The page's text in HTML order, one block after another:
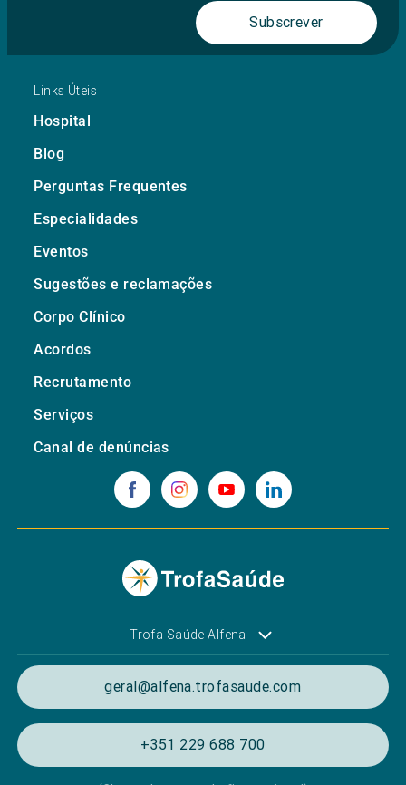
Subscrever
Links Úteis
Hospital
Blog
Perguntas Frequentes
Especialidades
Eventos
Sugestões e reclamações
Corpo Clínico
Acordos
Recrutamento
Serviços
Canal de denúncias
Trofa Saúde Alfena
geral@alfena.trofasaude.com
+351 229 688 700